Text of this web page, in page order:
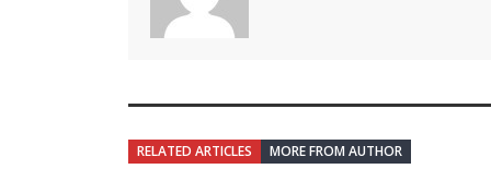
RELATED ARTICLES MORE FROM AUTHOR